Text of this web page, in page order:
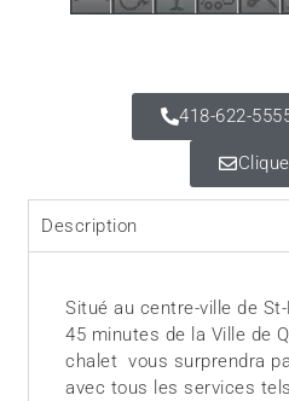
418-622-
Description
Situé au centre-ville de
45 minutes de la Ville de
chalet vous surprendra
avec tous les services